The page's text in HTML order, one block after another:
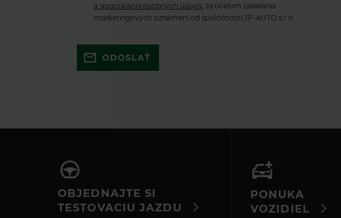
a spracúvania osobných údajov za účelom zasielania
marketingových oznámení od spoločnosti JP-AUTO s.r.o.
vyplnili všetky povinné polia. Ak to
ODOSLAŤ
OBJEDNAJTE SI
TESTOVACIU JAZDU
PONUKA
VOZIDIEL